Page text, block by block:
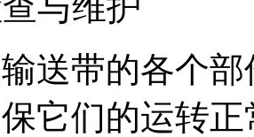
送带的各个
它们的运转